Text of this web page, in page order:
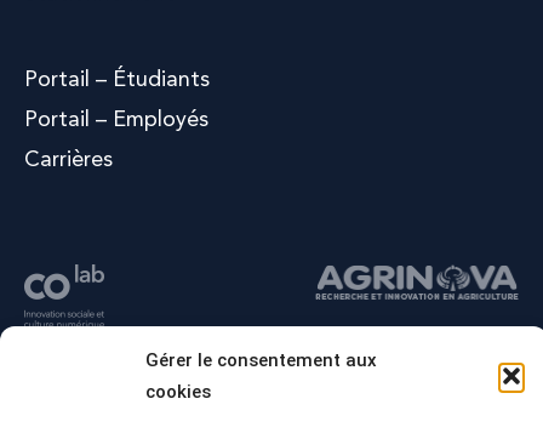
Gérer le consentement aux
cookies
Portail – Étudiants
Portail – Employés
Carrières